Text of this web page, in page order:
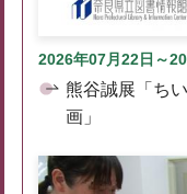
2026年07月22日～
熊谷誠展「ち
画」